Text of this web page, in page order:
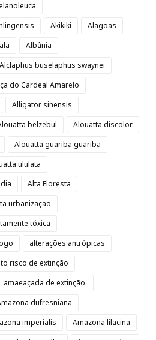
Akikiki
Alagoas
Albânia
Alclaphus buselaphus swaynei
do Cardeal Amarelo
Alligator sinensis
belzebul
Alouatta discolor
Alouatta guariba guariba
ululata
Alta Floresta
urbanização
tóxica
alterações antrópicas
risco de extinção
amaeaçada de extinção.
dufresniana
imperialis
Amazona lilacina